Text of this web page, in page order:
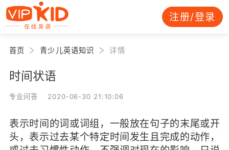
注册/登录
首页 青少儿英语知识 详情
时间状语
专业问答 2020-06-30 21:10:06
表示时间的词或词组，一般放在句子的末尾或开
头，表示过去某个特定时间发生且完成的动作，